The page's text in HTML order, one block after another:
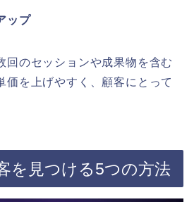
ップ
回のセッションや成果物を含む
価を上げやすく、顧客にとって
を見つける5つの方法